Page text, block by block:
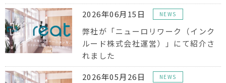
2026年06月15日 NEWS
弊社が「ニューロリワーク（インク
ルード株式会社運営）」にて紹介さ
れました
2026年05月26日 NEWS